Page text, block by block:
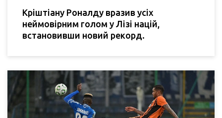
Кріштіану Роналду вразив усіх
неймовірним голом у Лізі націй,
встановивши новий рекорд.